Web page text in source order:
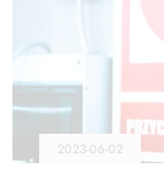
2023-06-02